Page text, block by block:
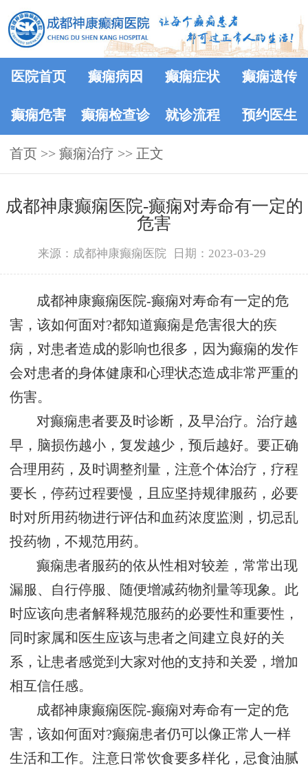
医院首页 癫痫病因 癫痫症状 癫痫遗传
癫痫危害 癫痫检查诊
断
就诊流程 预约医生
首页 >> 癫痫治疗 >> 正文
成都神康癫痫医院-癫痫对寿命有一定的
危害
来源：成都神康癫痫医院 日期：2023-03-29
成都神康癫痫医院-癫痫对寿命有一定的危
害，该如何面对?都知道癫痫是危害很大的疾
病，对患者造成的影响也很多，因为癫痫的发作
会对患者的身体健康和心理状态造成非常严重的
伤害。
对癫痫患者要及时诊断，及早治疗。治疗越
早，脑损伤越小，复发越少，预后越好。要正确
合理用药，及时调整剂量，注意个体治疗，疗程
要长，停药过程要慢，且应坚持规律服药，必要
时对所用药物进行评估和血药浓度监测，切忌乱
投药物，不规范用药。
癫痫患者服药的依从性相对较差，常常出现
漏服、自行停服、随便增减药物剂量等现象。此
时应该向患者解释规范服药的必要性和重要性，
同时家属和医生应该与患者之间建立良好的关
系，让患者感觉到大家对他的支持和关爱，增加
相互信任感。
成都神康癫痫医院-癫痫对寿命有一定的危
害，该如何面对?癫痫患者仍可以像正常人一样
生活和工作。注意日常饮食要多样化，忌食油腻